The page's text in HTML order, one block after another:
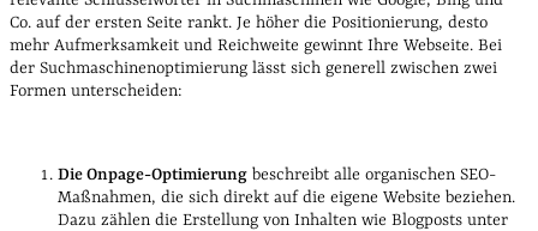
Co. auf der ersten Seite rankt. Je höher die Positionierung, desto
mehr Aufmerksamkeit und Reichweite gewinnt Ihre Webseite. Bei
der Suchmaschinenoptimierung lässt sich generell zwischen zwei
Formen unterscheiden:
Die Onpage-Optimierung beschreibt alle organischen SEO-
Maßnahmen, die sich direkt auf die eigene Website beziehen.
Dazu zählen die Erstellung von Inhalten wie Blogposts unter